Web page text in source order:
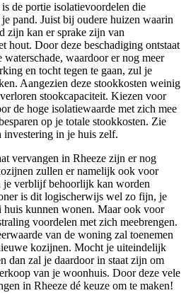
de portie isolatievoordelen die
pand. Juist bij oudere huizen waarin
zijn kan er sprake zijn van
hout. Door deze beschadiging ontstaat
waardoor er nog meer
en tocht tegen te gaan, zul je
Aangezien deze stookkosten weinig
stookcapaciteit. Kiezen voor
de hoge isolatiewaarde met zich mee
op je totale stookkosten. Zie
investering in je huis zelf.
vervangen in Rheeze zijn er nog
zullen er namelijk ook voor
je verblijf behoorlijk kan worden
is dit logischerwijs wel zo fijn, je
kunnen wonen. Maar ook voor
voordelen met zich meebrengen.
van de woning zal toenemen
kozijnen. Mocht je uiteindelijk
dan zal je daardoor in staat zijn om
van je woonhuis. Door deze vele
in Rheeze dé keuze om te maken!